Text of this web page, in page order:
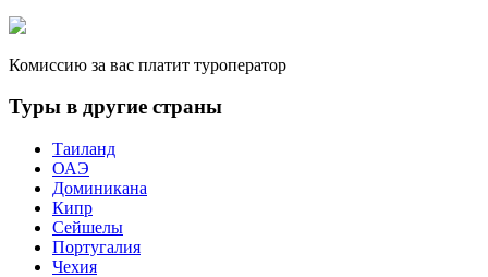
Комиссию за вас платит туроператор
Туры в другие страны
Таиланд
ОАЭ
Доминикана
Кипр
Сейшелы
Португалия
Чехия